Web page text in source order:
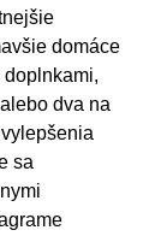
domáce
dva na
sa